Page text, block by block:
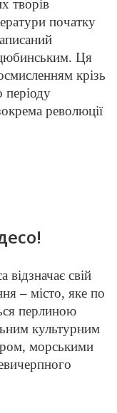
творів
початку
Ця
крізь
революції
відзначає свій
– місто, яке по
перлиною
культурним
морськими